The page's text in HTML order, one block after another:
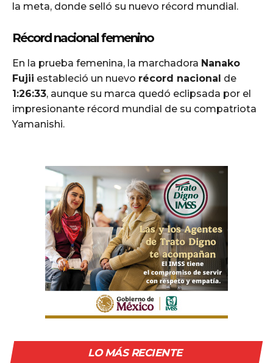
la meta, donde selló su nuevo récord mundial.
Récord nacional femenino
En la prueba femenina, la marchadora Nanako
Fujii estableció un nuevo récord nacional de
1:26:33, aunque su marca quedó eclipsada por el
impresionante récord mundial de su compatriota
Yamanishi.
LO MÁS RECIENTE